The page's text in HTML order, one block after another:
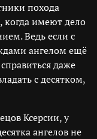
похода
когда имеют дело
Ведь если с
ангелом ещё
даже
с десятком,
Ксерсии, у
ангелов не